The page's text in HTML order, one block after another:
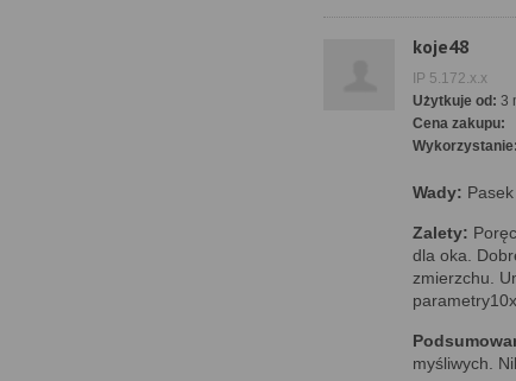
koje48
IP 5.172.x.x
Użytkuje od: 3
Cena zakupu:
Wykorzystanie:
Wady:
Zalety:
dla oka.
zmierzchu.
myśliwych.